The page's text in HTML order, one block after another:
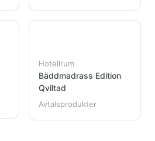
Hotellrum
Bäddmadrass Edition
Qviltad
Avtalsprodukter